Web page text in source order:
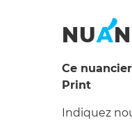
NUA
Ce
Print
Indiquez